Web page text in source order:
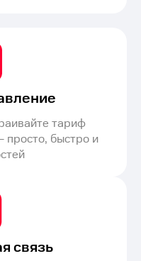
тариф
быстро и
связь